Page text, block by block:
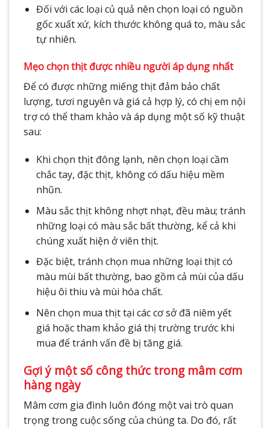
Đối với các loại củ quả nên chọn loại có nguồn
gốc xuất xứ, kích thước không quá to, màu sắc
tự nhiên.
Mẹo chọn thịt được nhiều người áp dụng nhất
Để có được những miếng thịt đảm bảo chất
lượng, tươi nguyên và giá cả hợp lý, có chị em nội
trợ có thể tham khảo và áp dụng một số kỹ thuật
sau:
Khi chọn thịt đông lạnh, nên chọn loại cầm
chắc tay, đặc thịt, không có dấu hiệu mềm
nhũn.
Màu sắc thịt không nhợt nhạt, đều màu; tránh
những loại có màu sắc bất thường, kể cả khi
chúng xuất hiện ở viên thịt.
Đặc biệt, tránh chọn mua những loại thịt có
màu mùi bất thường, bao gồm cả mùi của dấu
hiệu ôi thiu và mùi hóa chất.
Nên chọn mua thịt tại các cơ sở đã niêm yết
giá hoặc tham khảo giá thị trường trước khi
mua để tránh vấn đề bị tăng giá.
Gợi ý một số công thức trong mâm cơm
hàng ngày
Mâm cơm gia đình luôn đóng một vai trò quan
trọng trong cuộc sống của chúng ta. Do đó, rất